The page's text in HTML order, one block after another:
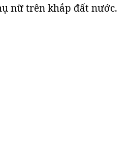
nữ trên khắp đất nước.